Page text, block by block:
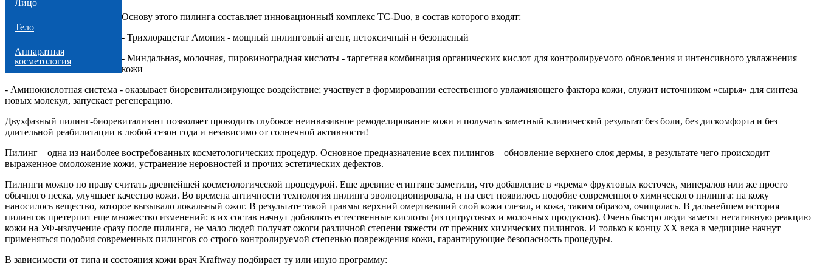
Лицо
Тело
Аппаратная
косметология
Основу этого пилинга составляет инновационный комплекс TC-Duo, в состав которого входят:
- Трихлорацетат Амония - мощный пилинговый агент, нетоксичный и безопасный
- Миндальная, молочная, пировиноградная кислоты - таргетная комбинация органических кислот для контролируемого обновления и интенсивного увлажнения
кожи
- Аминокислотная система - оказывает биоревитализирующее воздействие; участвует в формировании естественного увлажняющего фактора кожи, служит источником «сырья» для синтеза
новых молекул, запускает регенерацию.
Двухфазный пилинг-биоревитализант позволяет проводить глубокое неинвазивное ремоделирование кожи и получать заметный клинический результат без боли, без дискомфорта и без
длительной реабилитации в любой сезон года и независимо от солнечной активности!
Пилинг – одна из наиболее востребованных косметологических процедур. Основное предназначение всех пилингов – обновление верхнего слоя дермы, в результате чего происходит
выраженное омоложение кожи, устранение неровностей и прочих эстетических дефектов.
Пилинги можно по праву считать древнейшей косметологической процедурой. Еще древние египтяне заметили, что добавление в «крема» фруктовых косточек, минералов или же просто
обычного песка, улучшает качество кожи. Во времена античности технология пилинга эволюционировала, и на свет появилось подобие современного химического пилинга: на кожу
наносилось вещество, которое вызывало локальный ожог. В результате такой травмы верхний омертвевший слой кожи слезал, и кожа, таким образом, очищалась. В дальнейшем история
пилингов претерпит еще множество изменений: в их состав начнут добавлять естественные кислоты (из цитрусовых и молочных продуктов). Очень быстро люди заметят негативную реакцию
кожи на УФ-излучение сразу после пилинга, не мало людей получат ожоги различной степени тяжести от прежних химических пилингов. И только к концу XX века в медицине начнут
применяться подобия современных пилингов со строго контролируемой степенью повреждения кожи, гарантирующие безопасность процедуры.
В зависимости от типа и состояния кожи врач Kraftway подбирает ту или иную программу: